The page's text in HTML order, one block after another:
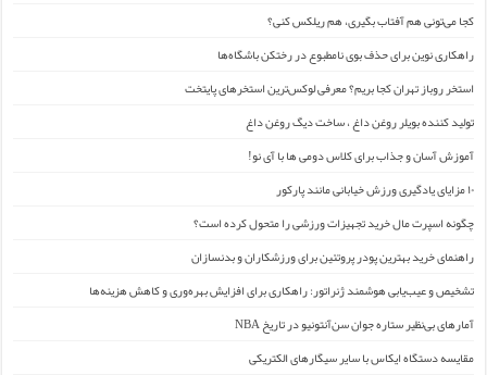
کجا می‌تونی هم آفتاب بگیری، هم ریلکس کنی؟
راهکاری نوین برای حذف بوی نامطبوع در رختکن باشگاه‌ها
استخر روباز تهران کجا بریم؟ معرفی لوکس‌ترین استخرهای پایتخت
تولید کننده بویلر روغن داغ ، ساخت دیگ روغن داغ
آموزش آسان و جذاب برای کلاس دومی ها با آی نو!
۱۰ مزایای یادگیری ورزش خیابانی مانند پارکور
چگونه اسپرت مال خرید تجهیزات ورزشی را متحول کرده است؟
راهنمای خرید بهترین پودر پروتئین برای ورزشکاران و بدنسازان
تشخیص و عیب‌یابی هوشمند ژنراتور: راهکاری برای افزایش بهره‌وری و کاهش هزینه‌ها
آمارهای بی‌نظیر ستاره جوان سن‌آنتونیو در تاریخ NBA
مقایسه دستگاه ایکاس با سایر سیگارهای الکتریکی